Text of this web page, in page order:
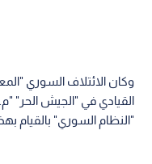
وكان الائتلاف السوري
القيادي في "الجيش
"النظام السوري" بالقيام